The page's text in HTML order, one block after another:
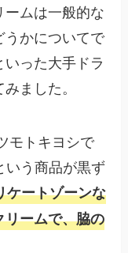
ームは一般的な
うかについてで
った大手ドラ
ました。
モトキヨシで
いう商品が黒ず
ケートゾーンな
ームで、脇の